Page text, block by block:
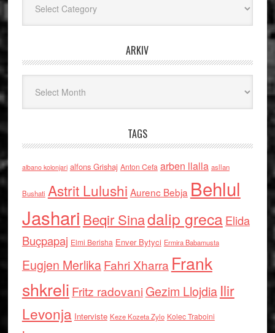
ARKIV
TAGS
albano kolonjari alfons Grishaj Anton Cefa arben llalla asllan
Bushati Astrit Lulushi Aurenc Bebja Behlul
Jashari Beqir Sinadalip grecaElida
Buçpapaj Elmi Berisha Enver Bytyci Ermira Babamusta
Eugjen MerlikaFahri Xharra Frank
shkreli Fritz radovaniGezim Llojdia Ilir
Levonja Interviste Keze Kozeta Zylo Kolec Traboini